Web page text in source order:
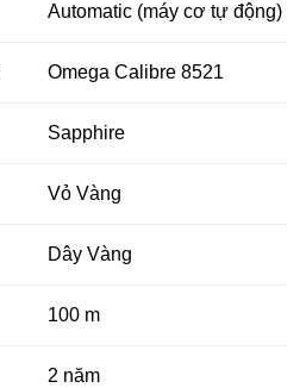
Automatic (máy cơ tự động)
Omega Calibre 8521
Sapphire
Vỏ Vàng
Dây Vàng
100 m
2 năm